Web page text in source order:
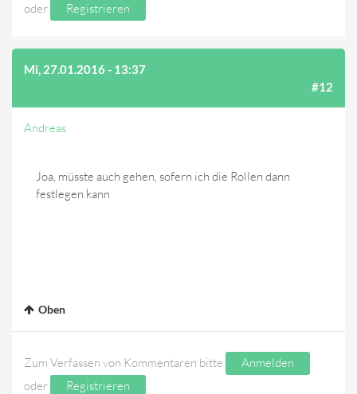
oder
Registrieren .
Mi, 27.01.2016 - 13:37
#12
Andreas
Joa, müsste auch gehen, sofern ich die Rollen dann
festlegen kann
Oben
Zum Verfassen von Kommentaren bitte
Anmelden
oder
Registrieren .